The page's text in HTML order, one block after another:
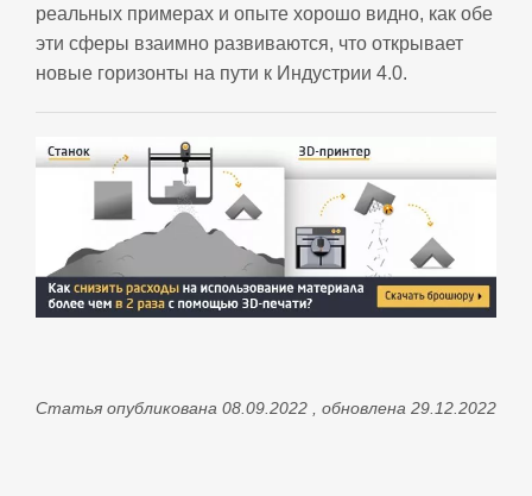
реальных примерах и опыте хорошо видно, как обе
эти сферы взаимно развиваются, что открывает
новые горизонты на пути к Индустрии 4.0.
Статья опубликована 08.09.2022 , обновлена 29.12.2022